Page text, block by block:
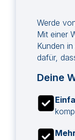
Werde
Mit einer
Kunden
dafür,
Deine